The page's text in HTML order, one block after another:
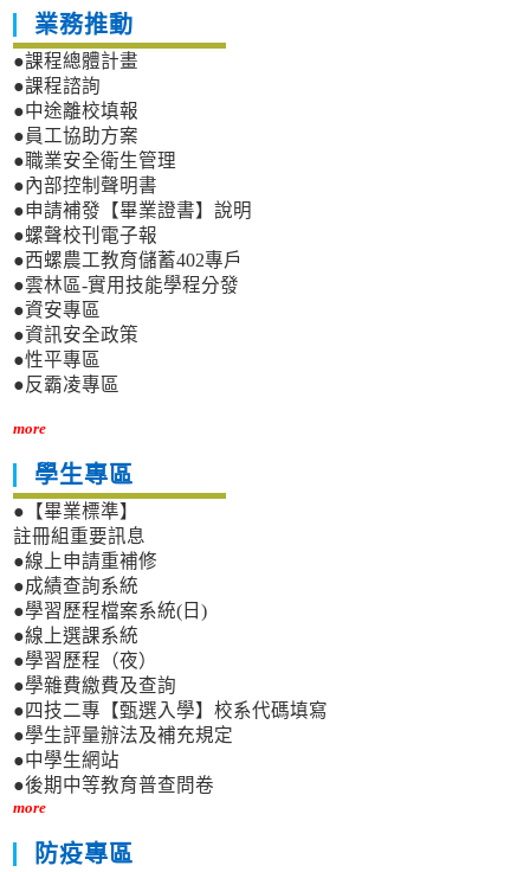
業務推動
●課程總體計畫
●課程諮詢
●中途離校填報
●員工協助方案
●職業安全衛生管理
●內部控制聲明書
●申請補發【畢業證書】說明
●螺聲校刊電子報
●西螺農工教育儲蓄402專戶
●雲林區-實用技能學程分發
●資安專區
●資訊安全政策
●性平專區
●反霸凌專區
more
學生專區
●【畢業標準】
註冊組重要訊息
●線上申請重補修
●成績查詢系統
●學習歷程檔案系統(日)
●線上選課系統
●學習歷程（夜）
●學雜費繳費及查詢
●四技二專【甄選入學】校系代碼填寫
●學生評量辦法及補充規定
●中學生網站
●後期中等教育普查問卷
more
防疫專區